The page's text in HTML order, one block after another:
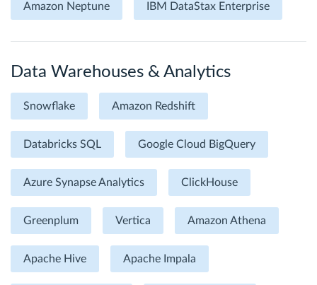
Amazon Neptune IBM DataStax Enterprise
Data Warehouses & Analytics
Snowflake Amazon Redshift
Databricks SQL Google Cloud BigQuery
Azure Synapse Analytics ClickHouse
Greenplum Vertica Amazon Athena
Apache Hive Apache Impala